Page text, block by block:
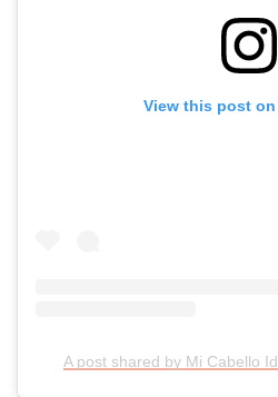
View this post
A post shared by Mi Cabello